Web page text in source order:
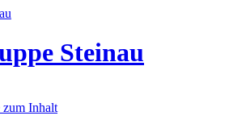
Steinau
zum Inhalt